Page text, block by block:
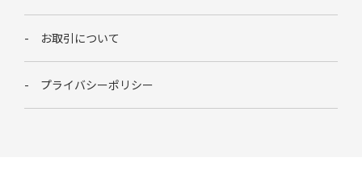
お取引について
プライバシーポリシー